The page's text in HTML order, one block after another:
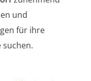
und
für ihre
suchen.